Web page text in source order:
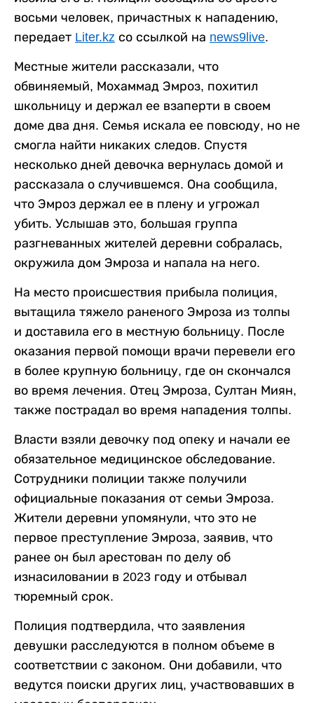
восьми человек, причастных к нападению,
передает Liter.kz со ссылкой на news9live.
Местные жители рассказали, что
обвиняемый, Мохаммад Эмроз, похитил
школьницу и держал ее взаперти в своем
доме два дня. Семья искала ее повсюду, но не
смогла найти никаких следов. Спустя
несколько дней девочка вернулась домой и
рассказала о случившемся. Она сообщила,
что Эмроз держал ее в плену и угрожал
убить. Услышав это, большая группа
разгневанных жителей деревни собралась,
окружила дом Эмроза и напала на него.
На место происшествия прибыла полиция,
вытащила тяжело раненого Эмроза из толпы
и доставила его в местную больницу. После
оказания первой помощи врачи перевели его
в более крупную больницу, где он скончался
во время лечения. Отец Эмроза, Султан Миян,
также пострадал во время нападения толпы.
Власти взяли девочку под опеку и начали ее
обязательное медицинское обследование.
Сотрудники полиции также получили
официальные показания от семьи Эмроза.
Жители деревни упомянули, что это не
первое преступление Эмроза, заявив, что
ранее он был арестован по делу об
изнасиловании в 2023 году и отбывал
тюремный срок.
Полиция подтвердила, что заявления
девушки расследуются в полном объеме в
соответствии с законом. Они добавили, что
ведутся поиски других лиц, участвовавших в